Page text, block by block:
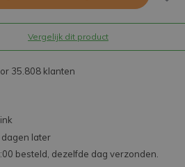
Vergelijk dit product
35.808 klanten
later
besteld, dezelfde dag verzonden.